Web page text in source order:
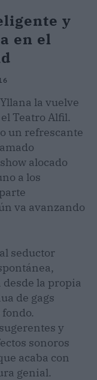
y
en el
la vuelve
Teatro Alfil.
un refrescante
alocado
a los
va avanzando
seductor
la propia
de gags
y
sonoros
acaba con
genial.